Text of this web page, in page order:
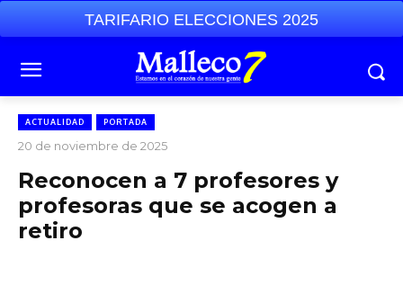
TARIFARIO ELECCIONES 2025
ACTUALIDAD PORTADA
20 de noviembre de 2025
Reconocen a 7 profesores y
profesoras que se acogen a
retiro